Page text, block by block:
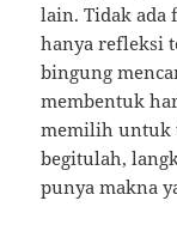
lain. Tidak ada
hanya refleksi
bingung
membentuk
memilih untuk
begitulah,
punya makna